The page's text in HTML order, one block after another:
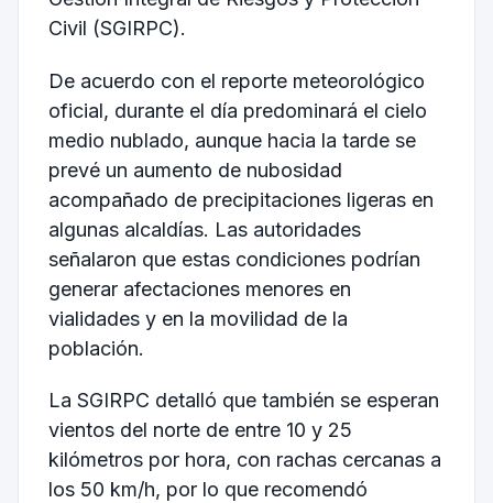
Civil (SGIRPC).
De acuerdo con el reporte meteorológico
oficial, durante el día predominará el cielo
medio nublado, aunque hacia la tarde se
prevé un aumento de nubosidad
acompañado de precipitaciones ligeras en
algunas alcaldías. Las autoridades
señalaron que estas condiciones podrían
generar afectaciones menores en
vialidades y en la movilidad de la
población.
La SGIRPC detalló que también se esperan
vientos del norte de entre 10 y 25
kilómetros por hora, con rachas cercanas a
los 50 km/h, por lo que recomendó